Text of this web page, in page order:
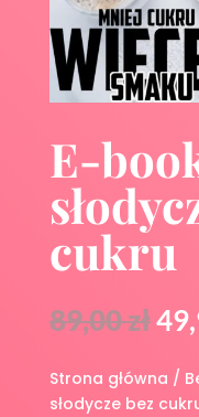
E-
cukru
89,00zł
cena
Strona główna /
słodycze bez